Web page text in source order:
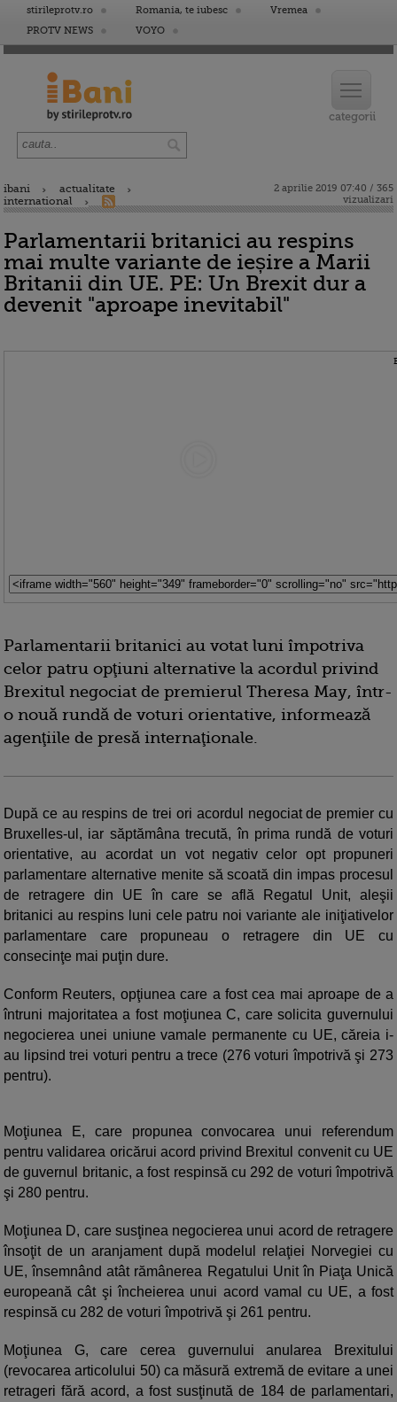
stirileprotv.ro Romania, te iubesc
Vremea
PROTV NEWS
VOYO
ibani
actualitate
international
2 aprilie 2019 07:40 / 365
vizualizari
Parlamentarii britanici au respins
mai multe variante de ieșire a Marii
Britanii din UE. PE: Un Brexit dur a
devenit "aproape inevitabil"
Parlamentarii britanici au votat luni împotriva
celor patru opţiuni alternative la acordul privind
Brexitul negociat de premierul Theresa May, într-
o nouă rundă de voturi orientative, informează
agenţiile de presă internaţionale.
După ce au respins de trei ori acordul negociat de premier cu
Bruxelles-ul, iar săptămâna trecută, în prima rundă de voturi
orientative, au acordat un vot negativ celor opt propuneri
parlamentare alternative menite să scoată din impas procesul
de retragere din UE în care se află Regatul Unit, aleşii
britanici au respins luni cele patru noi variante ale iniţiativelor
parlamentare care propuneau o retragere din UE cu
consecinţe mai puţin dure.
Conform Reuters, opţiunea care a fost cea mai aproape de a
întruni majoritatea a fost moţiunea C, care solicita guvernului
negocierea unei uniune vamale permanente cu UE, căreia i-
au lipsind trei voturi pentru a trece (276 voturi împotrivă şi 273
pentru).
Moţiunea E, care propunea convocarea unui referendum
pentru validarea oricărui acord privind Brexitul convenit cu UE
de guvernul britanic, a fost respinsă cu 292 de voturi împotrivă
şi 280 pentru.
Moţiunea D, care susţinea negocierea unui acord de retragere
însoţit de un aranjament după modelul relaţiei Norvegiei cu
UE, însemnând atât rămânerea Regatului Unit în Piaţa Unică
europeană cât şi încheierea unui acord vamal cu UE, a fost
respinsă cu 282 de voturi împotrivă şi 261 pentru.
Moţiunea G, care cerea guvernului anularea Brexitului
(revocarea articolului 50) ca măsură extremă de evitare a unei
retrageri fără acord, a fost susţinută de 184 de parlamentari,